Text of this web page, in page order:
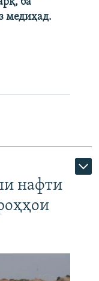
медиҳад.
нафти